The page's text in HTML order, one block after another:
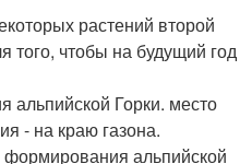
растений второй
того, чтобы на будущий год
альпийской Горки. место
- на краю газона.
альпийской